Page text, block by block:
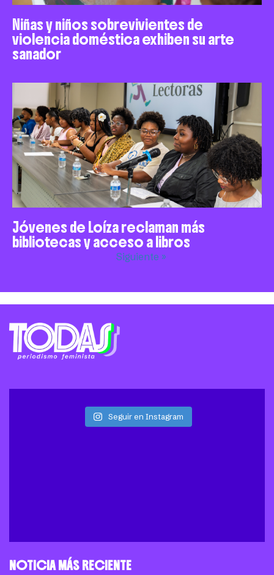
Niñas y niños sobrevivientes de
violencia doméstica exhiben su arte
sanador
Jóvenes de Loíza reclaman más
bibliotecas y acceso a libros
Siguiente »
Seguir en Instagram
NOTICIA MÁS RECIENTE